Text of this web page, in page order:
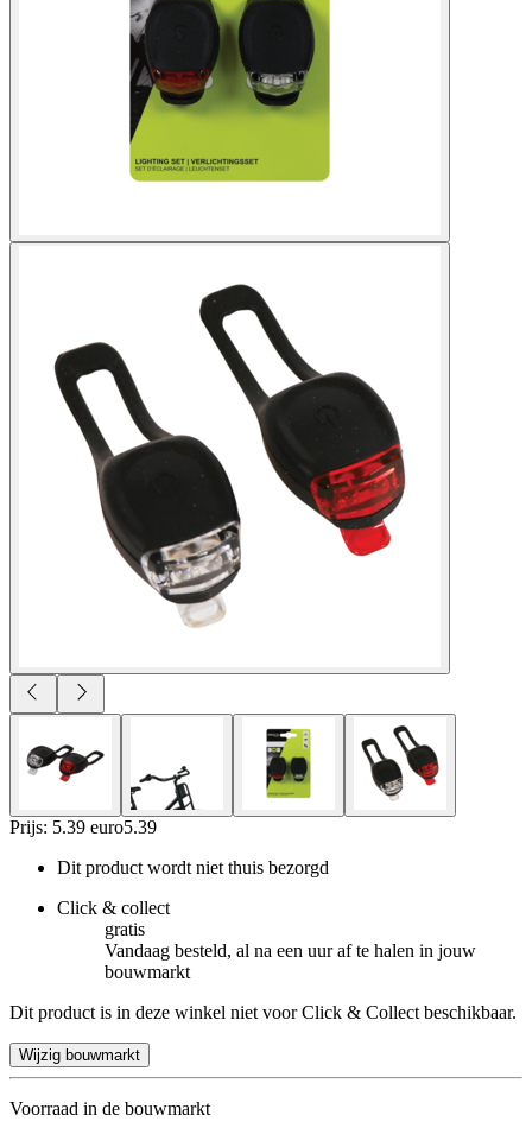
Prijs: 5.39 euro5.39
Dit product wordt niet thuis bezorgd
Click & collect
gratis
Vandaag besteld, al na een uur af te halen in jouw
bouwmarkt
Dit product is in deze winkel niet voor Click & Collect beschikbaar.
Wijzig bouwmarkt
Voorraad in de bouwmarkt